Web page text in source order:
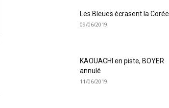
Les Bleues écrasent la Corée
09/06/2019
KAOUACHI en piste, BOYER
annulé
11/06/2019